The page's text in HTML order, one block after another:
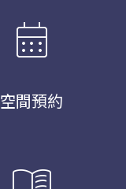
calendar_month
空間預約